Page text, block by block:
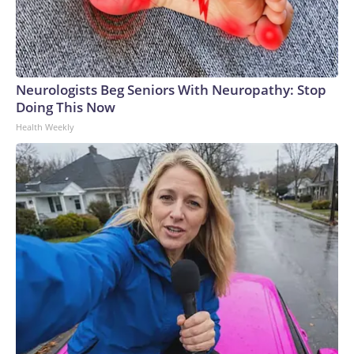
Neurologists Beg Seniors With Neuropathy: Stop
Doing This Now
Health Weekly